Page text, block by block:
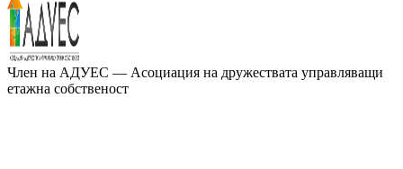
Член на АДУЕС — Асоциация на дружествата управляващи
етажна собственост